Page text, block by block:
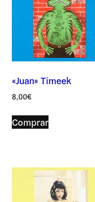
«Juan» Timeek
8,00€
Comprar
Asunto *